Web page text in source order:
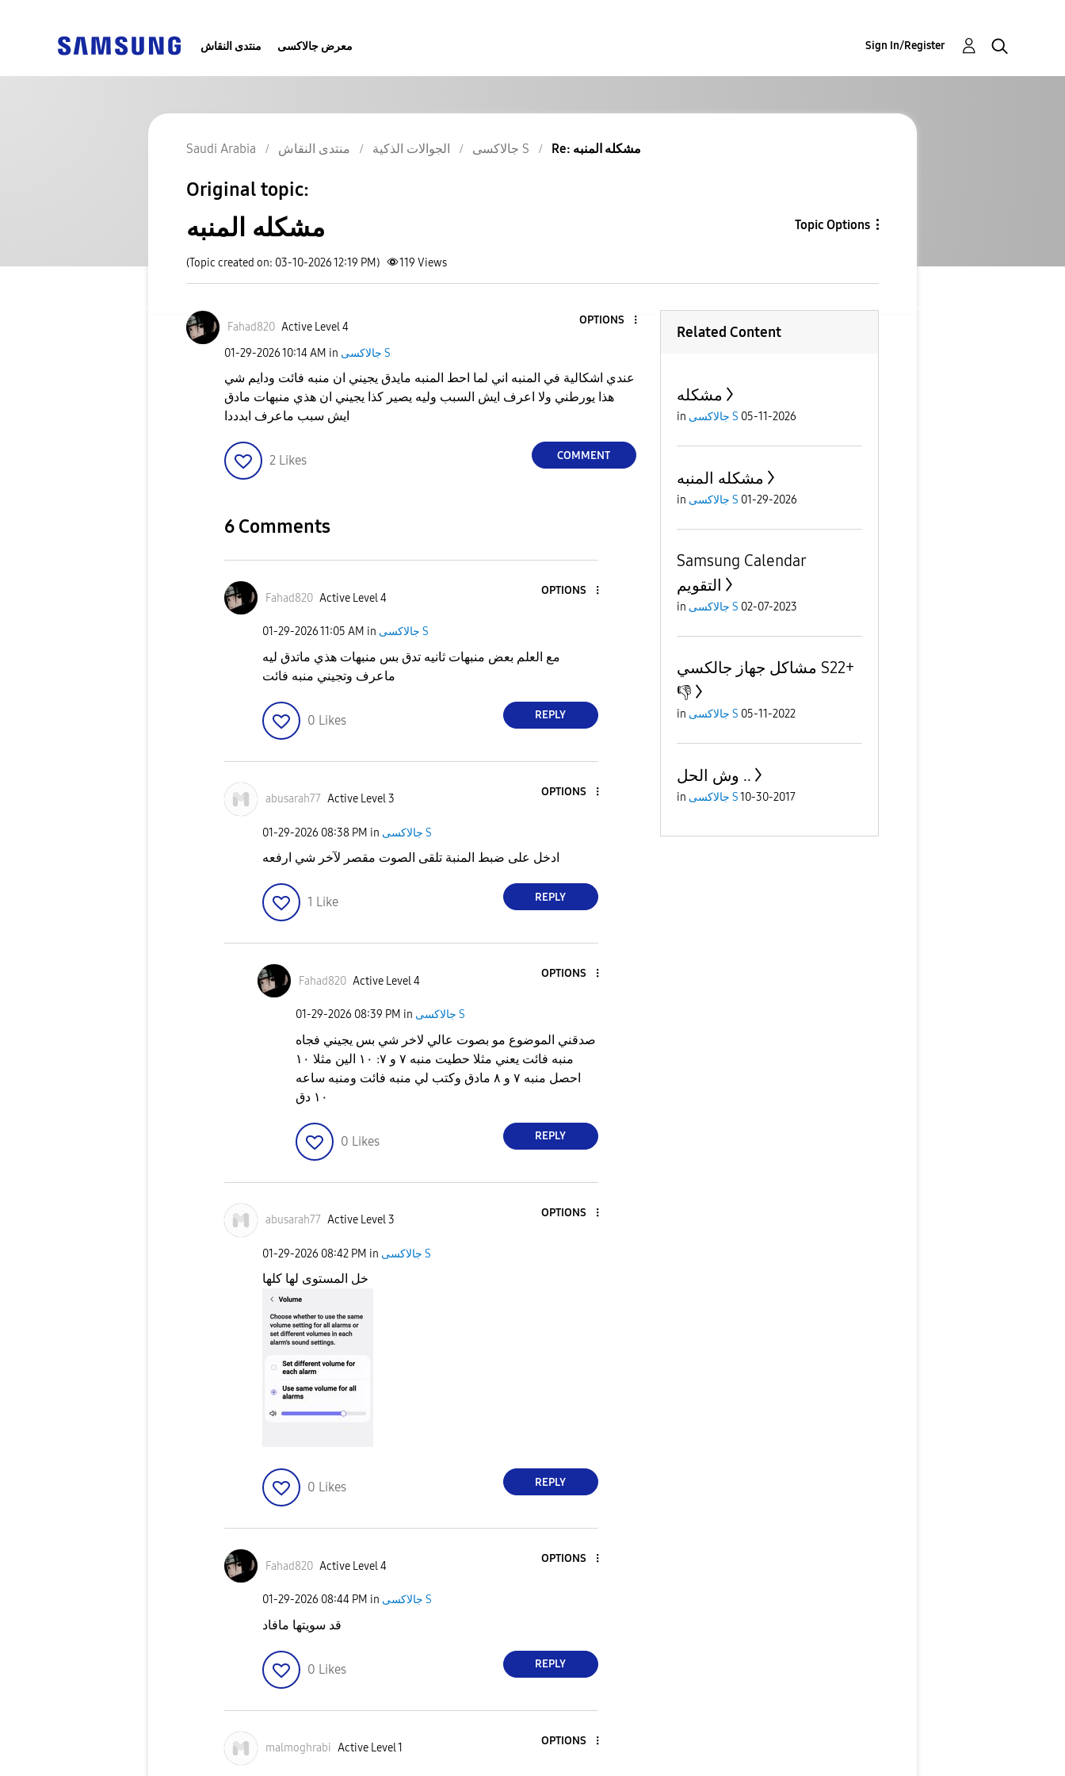
منتدى النقاش معرض جالاكسى Sign In/Register
Saudi Arabia منتدى النقاش الجوالات الذكية جالاكسى S Re: مشكله المنبه
Original topic:
مشكله المنبه Topic Options
(Topic created on: 03-10-2026 12:19 PM) 119 Views
Fahad820 Active Level 4
OPTIONS
‎01-29-202610:14 AM in جالاكسى S
عندي اشكالية في المنبه اني لما احط المنبه مايدق يجيني ان منبه فائت ودايم شي
هذا يورطني ولا اعرف ايش السبب وليه يصير كذا يجيني ان هذي منبهات مادق
2 Likes COMMENT
6 Comments
Fahad820 Active Level 4
OPTIONS
‎01-29-202611:05 AM in جالاكسى S
مع العلم بعض منبهات ثانيه تدق بس منبهات هذي ماتدق ليه
ماعرف وتجيني منبه فائت
0 Likes REPLY
abusarah77 Active Level 3
OPTIONS
‎01-29-2026 08:38 PM in جالاكسى S
ادخل على ضبط المنبة تلقى الصوت مقصر لآخر شي ارفعه
1 Like REPLY
Fahad820 Active Level 4
OPTIONS
‎01-29-2026 08:39 PM in جالاكسى S
صدقني الموضوع مو بصوت عالي لاخر شي بس يجيني فجاه
منبه فائت يعني مثلا حطيت منبه ٧ و ٧: ١٠ الين مثلا ١٠
احصل منبه ٧ و ٨ مادق وكتب لي منبه فائت ومنبه ساعه
١٠ دق
0 Likes REPLY
abusarah77 Active Level 3
OPTIONS
‎01-29-2026 08:42 PM in جالاكسى S
خل المستوى لها كلها
0 Likes REPLY
Fahad820 Active Level 4
OPTIONS
‎01-29-2026 08:44 PM in جالاكسى S
قد سويتها مافاد
0 Likes REPLY
malmoghrabi Active Level 1
OPTIONS
Related Content
مشكله
in جالاكسى S 05-11-2026
مشكله المنبه
in جالاكسى S 01-29-2026
Samsung Calendar
التقويم
in جالاكسى S 02-07-2023
مشاكل جهاز جالكسي S22+
👎
in جالاكسى S 05-11-2022
وش الحل ..
in جالاكسى S10-30-2017